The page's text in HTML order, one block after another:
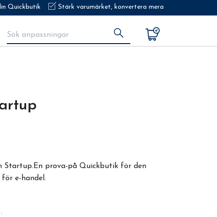
Quickbutik Stärk varumärket, konvertera mera
Startup.En prova-på Quickbutik för den
e-handel.